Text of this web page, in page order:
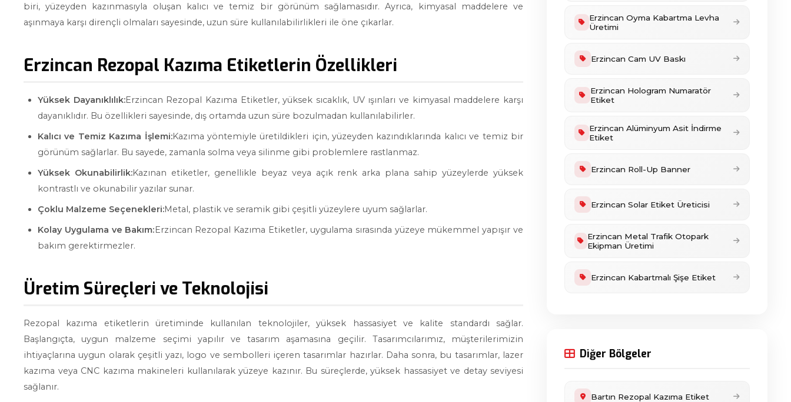
biri, yüzeyden kazınmasıyla oluşan kalıcı ve temiz bir görünüm sağlamasıdır. Ayrıca, kimyasal maddelere ve
aşınmaya karşı dirençli olmaları sayesinde, uzun süre kullanılabilirlikleri ile öne çıkarlar.
Erzincan Rezopal Kazıma Etiketlerin Özellikleri
Yüksek Dayanıklılık:Erzincan Rezopal Kazıma Etiketler, yüksek sıcaklık, UV ışınları ve kimyasal maddelere karşı
dayanıklıdır. Bu özellikleri sayesinde, dış ortamda uzun süre bozulmadan kullanılabilirler.
Kalıcı ve Temiz Kazıma İşlemi:Kazıma yöntemiyle üretildikleri için, yüzeyden kazındıklarında kalıcı ve temiz bir
görünüm sağlarlar. Bu sayede, zamanla solma veya silinme gibi problemlere rastlanmaz.
Yüksek Okunabilirlik:Kazınan etiketler, genellikle beyaz veya açık renk arka plana sahip yüzeylerde yüksek
kontrastlı ve okunabilir yazılar sunar.
Çoklu Malzeme Seçenekleri:Metal, plastik ve seramik gibi çeşitli yüzeylere uyum sağlarlar.
Kolay Uygulama ve Bakım:Erzincan Rezopal Kazıma Etiketler, uygulama sırasında yüzeye mükemmel yapışır ve
bakım gerektirmezler.
Üretim Süreçleri ve Teknolojisi
Rezopal kazıma etiketlerin üretiminde kullanılan teknolojiler, yüksek hassasiyet ve kalite standardı sağlar.
Başlangıçta, uygun malzeme seçimi yapılır ve tasarım aşamasına geçilir. Tasarımcılarımız, müşterilerimizin
ihtiyaçlarına uygun olarak çeşitli yazı, logo ve sembolleri içeren tasarımlar hazırlar. Daha sonra, bu tasarımlar, lazer
kazıma veya CNC kazıma makineleri kullanılarak yüzeye kazınır. Bu süreçlerde, yüksek hassasiyet ve detay seviyesi
sağlanır.
Erzincan Oyma Kabartma Levha
Üretimi
Erzincan Cam UV Baskı
Erzincan Hologram Numaratör
Etiket
Erzincan Alüminyum Asit İndirme
Etiket
Erzincan Roll-Up Banner
Erzincan Solar Etiket Üreticisi
Erzincan Metal Trafik Otopark
Ekipman Üretimi
Erzincan Kabartmalı Şişe Etiket
Diğer Bölgeler
Bartın Rezopal Kazıma Etiket